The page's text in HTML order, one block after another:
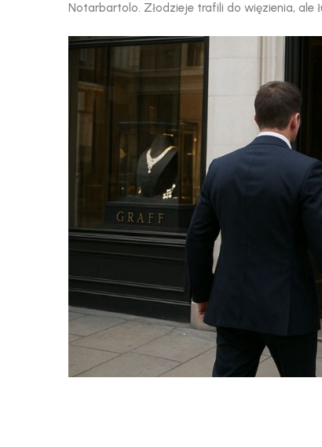
Notarbartolo. Złodzieje trafili do więzienia, ale